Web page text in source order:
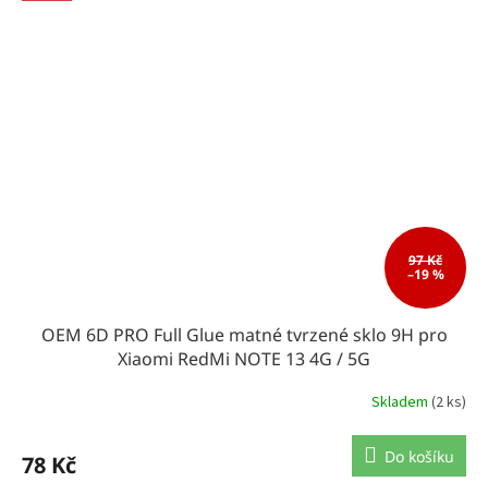
97 Kč
–19 %
OEM 6D PRO Full Glue matné tvrzené sklo 9H pro
Xiaomi RedMi NOTE 13 4G / 5G
Skladem (2 ks)
78 Kč Do košíku